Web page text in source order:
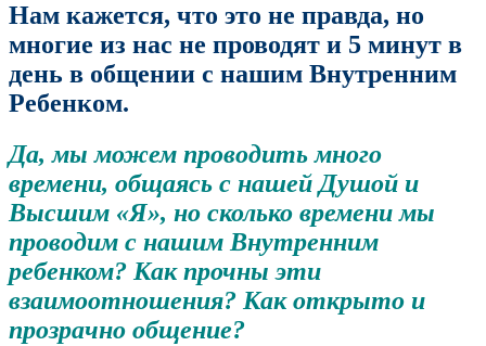
Нам кажется, что это не правда, но
многие из нас не проводят и 5 минут в
день в общении с нашим Внутренним
Ребенком.
Да, мы можем проводить много
времени, общаясь с нашей Душой и
Высшим «Я», но сколько времени мы
проводим с нашим Внутренним
ребенком? Как прочны эти
взаимоотношения? Как открыто и
прозрачно общение?